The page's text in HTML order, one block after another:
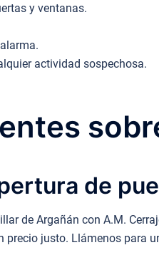
y ventanas.
actividad sospechosa.
de
de Argañán con A.M.
justo. Llámenos para